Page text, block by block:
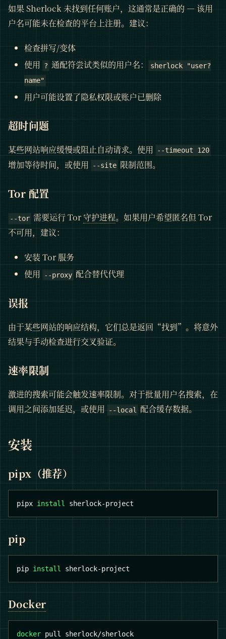
如果 Sherlock 未找到任何账户，这通常是正确的 — 该用
户名可能未在检查的平台上注册。建议：
检查拼写/变体
使用 ? 通配符尝试类似的用户名：
sherlock "user?
name"
用户可能设置了隐私权限或账户已删除
超时问题
某些网站响应缓慢或阻止自动请求。使用 --timeout 120
增加等待时间，或使用 --site 限制范围。
Tor 配置
--tor 需要运行 Tor守护进程。如果用户希望匿名但 Tor
不可用，建议：
安装 Tor 服务
使用
--proxy 配合替代代理
误报
由于某些网站的响应结构，它们总是返回“找到”。将意外
结果与手动检查进行交叉验证。
速率限制
激进的搜索可能会触发速率限制。对于批量用户名搜索，在
调用之间添加延迟，或使用 --local配合缓存数据。
安装
pipx（推荐）
pipx install sherlock-project
pip
pip install sherlock-project
Docker
docker pull sherlock/sherlock